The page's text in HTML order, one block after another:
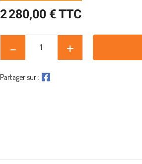
2 280,00 € TTC
Partager sur :